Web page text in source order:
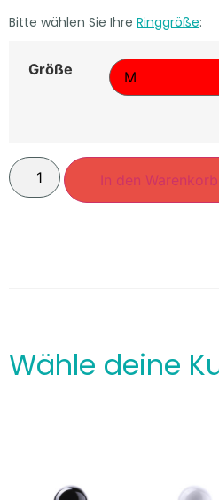
Bitte wählen Sie Ihre Ringgröße:
Größe
In den Warenkorb
Wähle deine